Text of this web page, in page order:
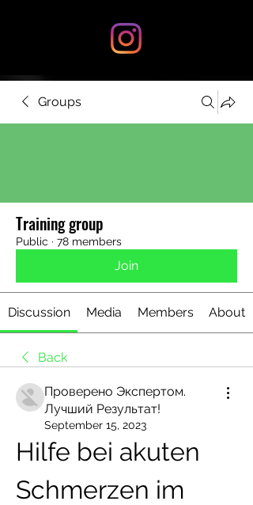
Groups
Training group
Public · 78 members
Join
Discussion Media Members About
Back
Проверено Экспертом.
Лучший Результат!
September 15, 2023
Hilfe bei akuten
Schmerzen im